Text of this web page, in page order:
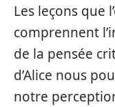
Les leçons que
comprennent
de la pensée
d’Alice nous
notre